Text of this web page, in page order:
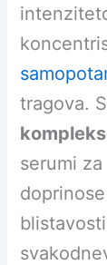
tragova.
serumi